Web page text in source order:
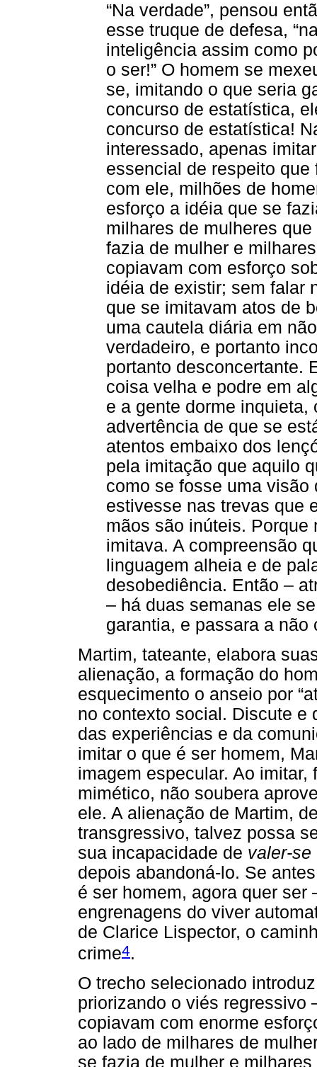
“Na verdade”, pensou
esse truque de defesa,
inteligência assim como
o ser!” O homem se
se, imitando o que seria
concurso de estatística,
concurso de estatística!
interessado, apenas
essencial de respeito
com ele, milhões de
esforço a idéia que se
milhares de mulheres
fazia de mulher e
copiavam com esforço
idéia de existir; sem falar
que se imitavam atos de
uma cautela diária em
verdadeiro, e portanto
portanto desconcertante.
coisa velha e podre em
e a gente dorme
advertência de que se
atentos embaixo dos
pela imitação que aquilo
como se fosse uma
estivesse nas trevas que
mãos são inúteis. Porque
imitava. A compreensão
linguagem alheia e de
desobediência. Então –
– há duas semanas ele
garantia, e passara a não
Martim, tateante, elabora
alienação, a formação do
esquecimento o anseio por
no contexto social. Discute e
das experiências e da
imitar o que é ser homem,
imagem especular. Ao
mimético, não soubera
ele. A alienação de Martim,
transgressivo, talvez possa
sua incapacidade de valer-se
depois abandoná-lo. Se
é ser homem, agora quer
engrenagens do viver
de Clarice Lispector, o
crime4.
O trecho selecionado
priorizando o viés regressivo
copiavam com enorme
ao lado de milhares de
se fazia de mulher e